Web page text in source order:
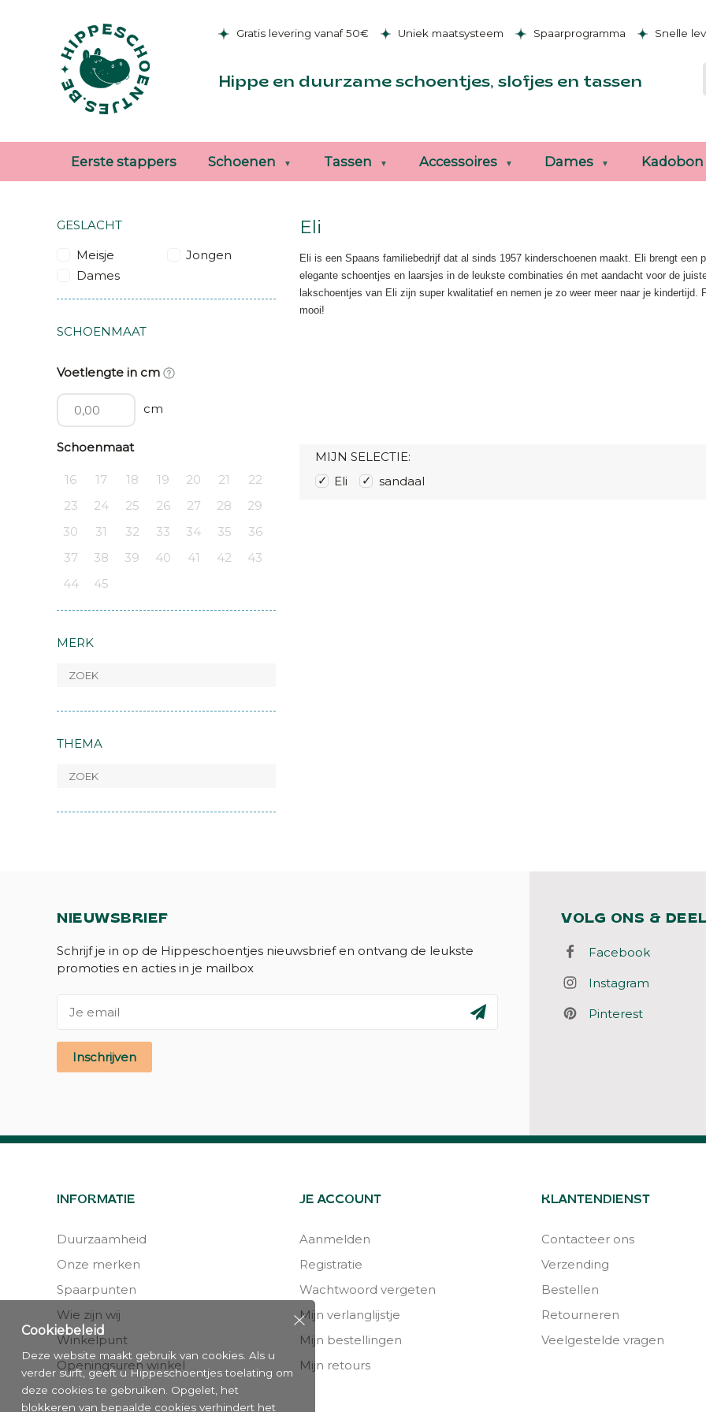
Gratis levering vanaf 50€ Uniek maatsysteem Spaarprogramma Snelle
Hippe en duurzame schoentjes, slofjes en tassen
Eerste stappers Schoenen Tassen Accessoires Dames Kadobon
GESLACHT
Meisje
Jongen
Dames
SCHOENMAAT
Voetlengte in cm
cm
Schoenmaat
16 17 18 19 20 21
22
23
24 25 26 27 28
29
30
31 32 33 34 35
36
37
38 39 40 41 42
43
44
45
MERK
THEMA
Eli
Eli is een Spaans familiebedrijf dat al sinds 1957 kinderschoenen maakt. Eli brengt een
elegante schoentjes en laarsjes in de leukste combinaties én met aandacht voor de
lakschoentjes van Eli zijn super kwalitatief en nemen je zo weer meer naar je kindertijd.
mooi!
MIJN SELECTIE:
Eli
sandaal
NIEUWSBRIEF
Schrijf je in op de Hippeschoentjes nieuwsbrief en ontvang de leukste
promoties en acties in je mailbox
Inschrijven
VOLG ONS &
Facebook
Instagram
Pinterest
INFORMATIE
Duurzaamheid
Onze merken
Spaarpunten
Wie zijn wij
Winkelpunt
Openingsuren winkel
JE ACCOUNT
Aanmelden
Registratie
Wachtwoord vergeten
Mijn verlanglijstje
Mijn bestellingen
Mijn retours
KLANTENDIENST
Contacteer ons
Verzending
Bestellen
Retourneren
Veelgestelde vragen
Cookiebeleid
Deze website maakt gebruik van cookies. Als u
verder surft, geeft u Hippeschoentjes toelating om
deze cookies te gebruiken. Opgelet, het
blokkeren van bepaalde cookies verhindert het